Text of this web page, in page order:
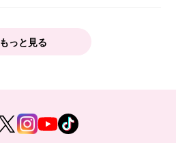
もっと見る